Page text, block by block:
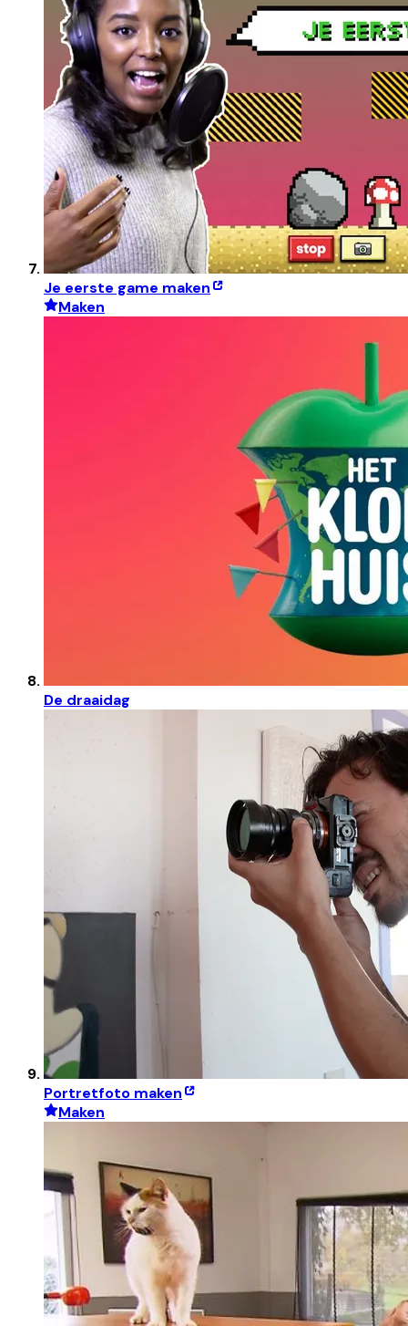
Je eerste game maken
Maken
De draaidag
Portretfoto maken
Maken